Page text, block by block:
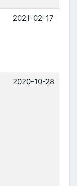
2021-02-17
2020-10-28